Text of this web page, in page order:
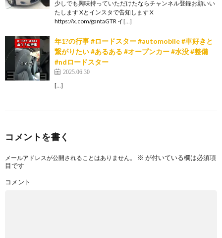
少しでも興味持っていただけたならチャンネル登録お願いい
たします Xとインスタで告知します X
https://x.com/gantaGTR イ[…]
年1?の行事 #ロードスター #automobile #車好きと
繋がりたい #あるある #オープンカー #水没 #整備
#ndロードスター
2025.06.30
[…]
コメントを書く
メールアドレスが公開されることはありません。 ※ が付いている欄は必須項
目です
コメント